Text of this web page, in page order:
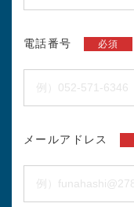
電話番号 必須
メールアドレス